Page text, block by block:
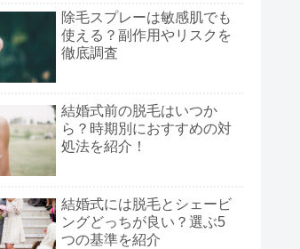
除毛スプレーは敏感肌でも
使える？副作用やリスクを
徹底調査
結婚式前の脱毛はいつか
ら？時期別におすすめの対
処法を紹介！
結婚式には脱毛とシェービ
ングどっちが良い？選ぶ5
つの基準を紹介